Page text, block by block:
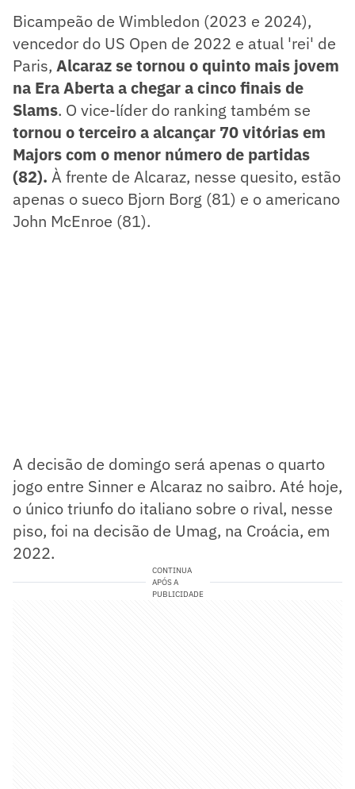
Bicampeão de Wimbledon (2023 e 2024),
vencedor do US Open de 2022 e atual 'rei' de
Paris, Alcaraz se tornou o quinto mais jovem
na Era Aberta a chegar a cinco finais de
Slams. O vice-líder do ranking também se
tornou o terceiro a alcançar 70 vitórias em
Majors com o menor número de partidas
(82). À frente de Alcaraz, nesse quesito, estão
apenas o sueco Bjorn Borg (81) e o americano
John McEnroe (81).
A decisão de domingo será apenas o quarto
jogo entre Sinner e Alcaraz no saibro. Até hoje,
o único triunfo do italiano sobre o rival, nesse
piso, foi na decisão de Umag, na Croácia, em
2022.
CONTINUA
APÓS A
PUBLICIDADE